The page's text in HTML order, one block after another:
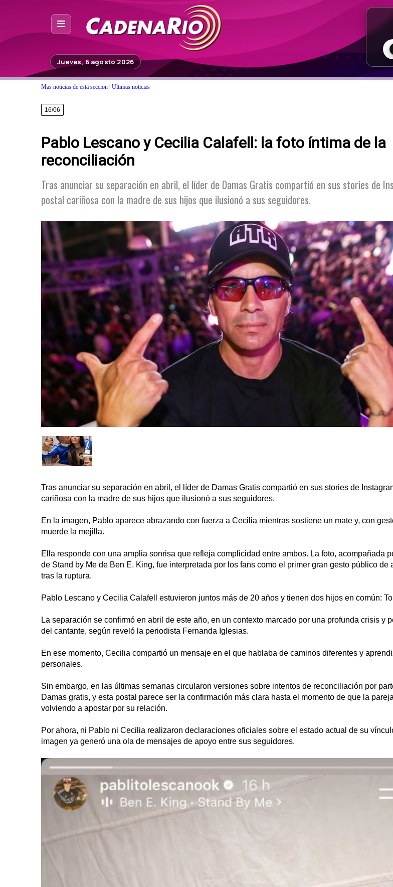
Noticias
Fuera de Foco
Programación
Contacto
Jueves, 6 agosto 2026
Mas noticias de esta seccion Ultimas noticias
16/06
Pablo Lescano y Cecilia Calafell: la foto íntima de la
reconciliación
Tras anunciar su separación en abril, el líder de Damas Gratis compartió en sus stories de
postal cariñosa con la madre de sus hijos que ilusionó a sus seguidores.
Tras anunciar su separación en abril, el líder de Damas Gratis compartió en sus stories de
cariñosa con la madre de sus hijos que ilusionó a sus seguidores.
En la imagen, Pablo aparece abrazando con fuerza a Cecilia mientras sostiene un mate y, con
muerde la mejilla.
Ella responde con una amplia sonrisa que refleja complicidad entre ambos. La foto, acompañada
de Stand by Me de Ben E. King, fue interpretada por los fans como el primer gran gesto público de
tras la ruptura.
Pablo Lescano y Cecilia Calafell estuvieron juntos más de 20 años y tienen dos hijos en común:
La separación se confirmó en abril de este año, en un contexto marcado por una profunda crisis y
del cantante, según reveló la periodista Fernanda Iglesias.
En ese momento, Cecilia compartió un mensaje en el que hablaba de caminos diferentes y
personales.
Sin embargo, en las últimas semanas circularon versiones sobre intentos de reconciliación por
Damas gratis, y esta postal parece ser la confirmación más clara hasta el momento de que la
volviendo a apostar por su relación.
Por ahora, ni Pablo ni Cecilia realizaron declaraciones oficiales sobre el estado actual de su
imagen ya generó una ola de mensajes de apoyo entre sus seguidores.